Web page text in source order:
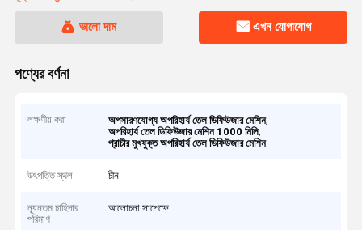
ভালো দাম এখন যোগাযোগ
পণ্যের বর্ণনা
লক্ষণীয় করা অপসারণযোগ্য অপরিহার্য তেল ডিফিউজার মেশিন,
অপরিহার্য তেল ডিফিউজার মেশিন 1000 মিলি,
প্রাচীর মুখযুক্ত অপরিহার্য তেল ডিফিউজার মেশিন
উৎপত্তি স্থল চীন
ন্যূনতম চাহিদার
পরিমাণ
আলোচনা সাপেক্ষে